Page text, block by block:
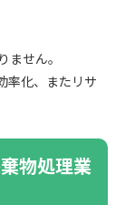
ません。
率化、またリサ
物処理業